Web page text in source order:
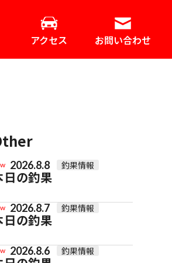
アクセス お問い合わせ
2026.8.8 釣果情報
日の釣果
2026.8.7 釣果情報
日の釣果
2026.8.6 釣果情報